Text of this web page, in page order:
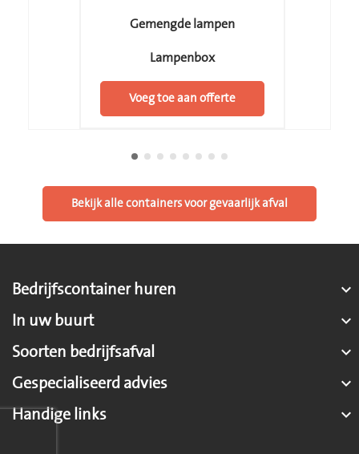
Gemengde lampen
Lampenbox
Voeg toe aan offerte
Bekijk alle containers voor gevaarlijk afval
Bedrijfscontainer huren 
In uw buurt 
Soorten bedrijfsafval 
Gespecialiseerd advies 
Handige links 